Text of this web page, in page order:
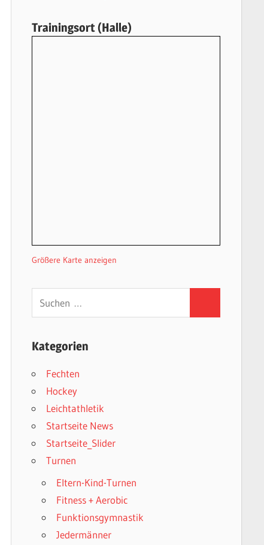
Trainingsort (Halle)
Größere Karte anzeigen
Kategorien
Fechten
Hockey
Leichtathletik
Startseite News
Startseite_Slider
Turnen
Eltern-Kind-Turnen
Fitness + Aerobic
Funktionsgymnastik
Jedermänner